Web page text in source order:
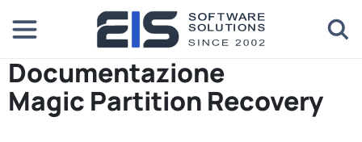
Documentazione
Magic Partition Recovery